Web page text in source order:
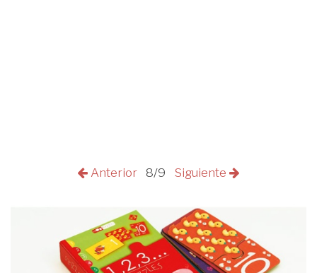
Anterior 8/9 Siguiente